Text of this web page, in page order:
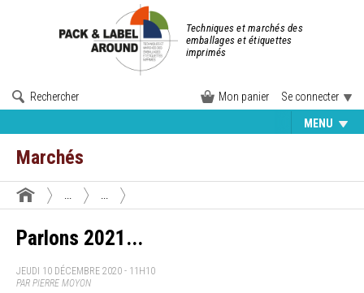
Techniques et marchés des
emballages et étiquettes
imprimés
Rechercher Mon panier Se connecter
MENU
Marchés
Parlons 2021...
JEUDI 10 DÉCEMBRE 2020 - 11H10
PAR PIERRE MOYON